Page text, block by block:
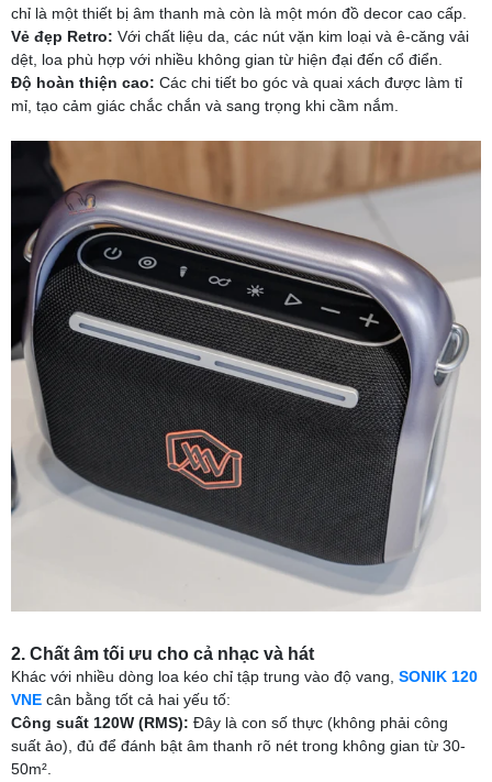
chỉ là một thiết bị âm thanh mà còn là một món đồ decor cao cấp.
Vẻ đẹp Retro: Với chất liệu da, các nút vặn kim loại và ê-căng vải
dệt, loa phù hợp với nhiều không gian từ hiện đại đến cổ điển.
Độ hoàn thiện cao: Các chi tiết bo góc và quai xách được làm tỉ
mỉ, tạo cảm giác chắc chắn và sang trọng khi cầm nắm.
2. Chất âm tối ưu cho cả nhạc và hát
Khác với nhiều dòng loa kéo chỉ tập trung vào độ vang, SONIK 120
VNE cân bằng tốt cả hai yếu tố:
Công suất 120W (RMS): Đây là con số thực (không phải công
suất ảo), đủ để đánh bật âm thanh rõ nét trong không gian từ 30-
50m².